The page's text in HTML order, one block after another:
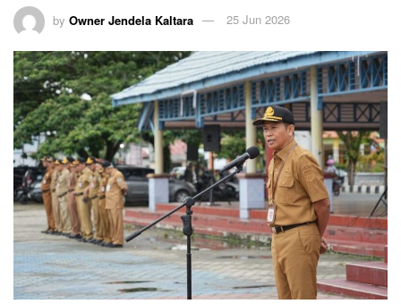
by Owner Jendela Kaltara 25 Jun 2026